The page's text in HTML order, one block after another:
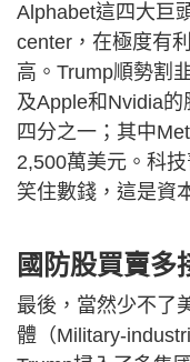
Alphabet這四大巨
center，在極度有
高。Trump順勢割
及Apple和Nvidia
四分之一；其中
2,500萬美元。科
笑住數錢，這是資
國防股買賣多
最後，當然少不
體（Military-